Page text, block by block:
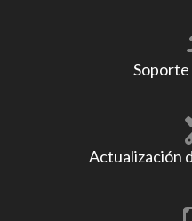
Soporte
Actualización